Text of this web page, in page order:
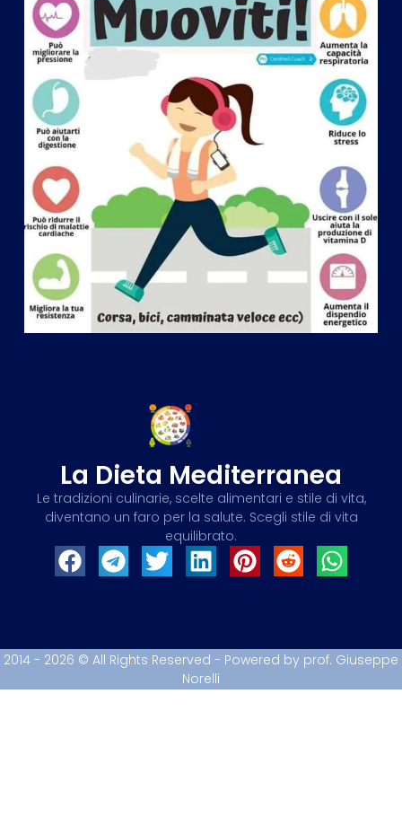
La Dieta Mediterranea
Le tradizioni culinarie, scelte alimentari e stile di vita,
diventano un faro per la salute. Scegli stile di vita
equilibrato.
2014 - 2026 © All Rights Reserved - Powered by prof. Giuseppe
Norelli